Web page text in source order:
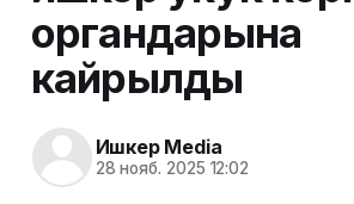
органдарына
кайрылды
Ишкер Media
28 нояб. 2025 12:02